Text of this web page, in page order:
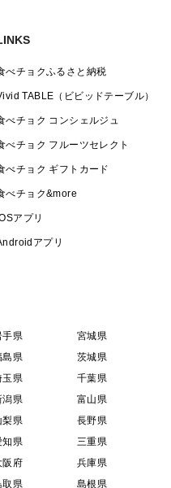
べチョクふるさと納税
TABLE（ビビッドテーブル）
べチョク コンシェルジュ
べチョク フルーツセレクト
べチョク ギフトカード
べチョク&more
アプリ
アプリ
手県
宮城県
島県
茨城県
玉県
千葉県
潟県
富山県
梨県
長野県
知県
三重県
阪府
兵庫県
取県 島根県